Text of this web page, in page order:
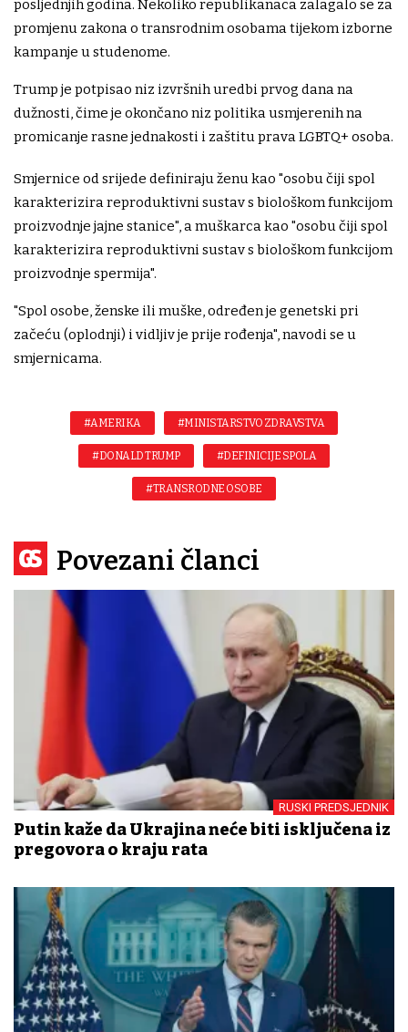
posljednjih godina. Nekoliko republikanaca zalagalo se za
promjenu zakona o transrodnim osobama tijekom izborne
kampanje u studenome.
Trump je potpisao niz izvršnih uredbi prvog dana na
dužnosti, čime je okončano niz politika usmjerenih na
promicanje rasne jednakosti i zaštitu prava LGBTQ+ osoba.
Smjernice od srijede definiraju ženu kao "osobu čiji spol
karakterizira reproduktivni sustav s biološkom funkcijom
proizvodnje jajne stanice", a muškarca kao "osobu čiji spol
karakterizira reproduktivni sustav s biološkom funkcijom
proizvodnje spermija".
"Spol osobe, ženske ili muške, određen je genetski pri
začeću (oplodnji) i vidljiv je prije rođenja", navodi se u
smjernicama.
#AMERIKA #MINISTARSTVO ZDRAVSTVA
#DONALD TRUMP #DEFINICIJE SPOLA
#TRANSRODNE OSOBE
Povezani članci
RUSKI PREDSJEDNIK
Putin kaže da Ukrajina neće biti isključena iz
pregovora o kraju rata